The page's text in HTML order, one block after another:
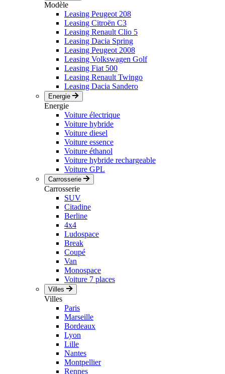
Modèle
Leasing Peugeot 208
Leasing Citroën C3
Leasing Renault Clio 5
Leasing Dacia Spring
Leasing Peugeot 2008
Leasing Volkswagen Golf
Leasing Fiat 500
Leasing Renault Twingo
Leasing Dacia Sandero
Energie
Energie
Voiture électrique
Voiture hybride
Voiture diesel
Voiture essence
Voiture éthanol
Voiture hybride rechargeable
Voiture GPL
Carrosserie
Carrosserie
SUV
Citadine
Berline
4x4
Ludospace
Break
Coupé
Van
Monospace
Voiture 7 places
Villes
Villes
Paris
Marseille
Bordeaux
Lyon
Lille
Nantes
Montpellier
Rennes